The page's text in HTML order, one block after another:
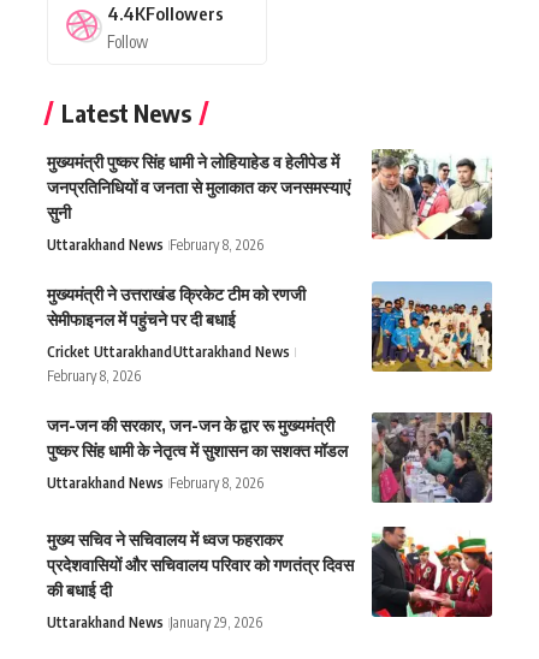
4.4KFollowers
Follow
Latest News
मुख्यमंत्री पुष्कर सिंह धामी ने लोहियाहेड व हेलीपेड में
जनप्रतिनिधियों व जनता से मुलाकात कर जनसमस्याएं
सुनी
Uttarakhand News February 8, 2026
मुख्यमंत्री ने उत्तराखंड क्रिकेट टीम को रणजी
सेमीफाइनल में पहुंचने पर दी बधाई
Cricket UttarakhandUttarakhand News
February 8, 2026
जन-जन की सरकार, जन-जन के द्वार रू मुख्यमंत्री
पुष्कर सिंह धामी के नेतृत्व में सुशासन का सशक्त मॉडल
Uttarakhand News February 8, 2026
मुख्य सचिव ने सचिवालय में ध्वज फहराकर
प्रदेशवासियों और सचिवालय परिवार को गणतंत्र दिवस
की बधाई दी
Uttarakhand News January 29, 2026